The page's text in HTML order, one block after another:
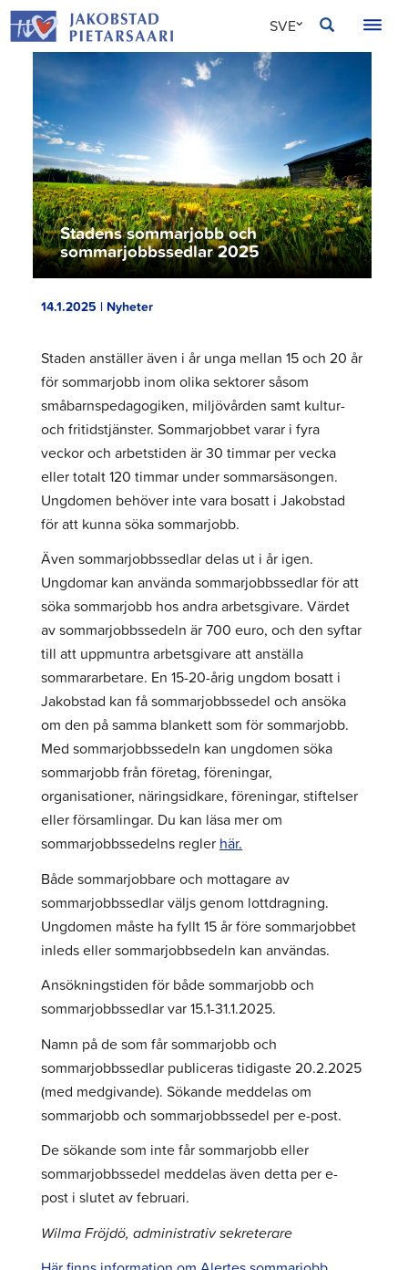
Hoppa
till
innehållet
SVE
ENG
Stadens sommarjobb och
sommarjobbssedlar 2025
14.1.2025 | Nyheter
Staden anställer även i år unga mellan 15 och 20 år
för sommarjobb inom olika sektorer såsom
småbarnspedagogiken, miljövården samt kultur-
och fritidstjänster. Sommarjobbet varar i fyra
veckor och arbetstiden är 30 timmar per vecka
eller totalt 120 timmar under sommarsäsongen.
Ungdomen behöver inte vara bosatt i Jakobstad
för att kunna söka sommarjobb.
Även sommarjobbssedlar delas ut i år igen.
Ungdomar kan använda sommarjobbssedlar för att
söka sommarjobb hos andra arbetsgivare. Värdet
av sommarjobbssedeln är 700 euro, och den syftar
till att uppmuntra arbetsgivare att anställa
sommararbetare. En 15-20-årig ungdom bosatt i
Jakobstad kan få sommarjobbssedel och ansöka
om den på samma blankett som för sommarjobb.
Med sommarjobbssedeln kan ungdomen söka
sommarjobb från företag, föreningar,
organisationer, näringsidkare, föreningar, stiftelser
eller församlingar. Du kan läsa mer om
sommarjobbssedelns regler här.
Både sommarjobbare och mottagare av
sommarjobbssedlar väljs genom lottdragning.
Ungdomen måste ha fyllt 15 år före sommarjobbet
inleds eller sommarjobbsedeln kan användas.
Ansökningstiden för både sommarjobb och
sommarjobbssedlar var 15.1-31.1.2025.
Namn på de som får sommarjobb och
sommarjobbssedlar publiceras tidigaste 20.2.2025
(med medgivande). Sökande meddelas om
sommarjobb och sommarjobbssedel per e-post.
De sökande som inte får sommarjobb eller
sommarjobbssedel meddelas även detta per e-
post i slutet av februari.
Wilma Fröjdö, administrativ sekreterare